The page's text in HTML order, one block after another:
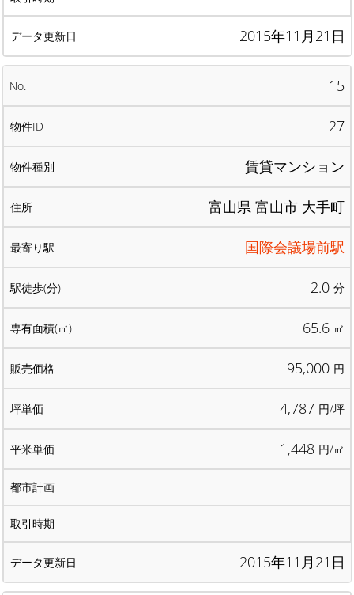
2015年11月21日
15
27
賃貸マンション
富山県 富山市 大手町
国際会議場前駅
2.0 分
65.6 ㎡
95,000 円
4,787 円/坪
1,448 円/㎡
2015年11月21日